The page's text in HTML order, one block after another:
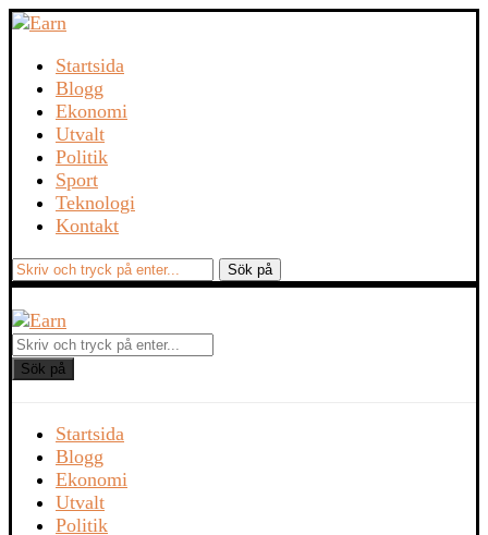
Startsida
Blogg
Ekonomi
Utvalt
Politik
Sport
Teknologi
Kontakt
Sök på
Startsida
Blogg
Ekonomi
Utvalt
Politik